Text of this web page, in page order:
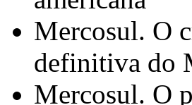
Mercosul. O
definitiva do
Mercosul. O